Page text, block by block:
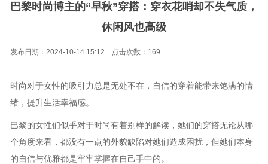
巴黎时尚博主的“早秋”穿搭：穿衣花哨却不失气质，
休闲风也高级
发布日期：2024-10-14 15:12 点击次数：169
时尚对于女性的吸引力总是无处不在，自信的穿着能带来饱满的情
绪，提升生活幸福感。
巴黎的女性们似乎对于时尚有着别样的解读，她们的穿搭无论从哪
个角度来看，都没有一点的外貌缺陷对她们造成困扰，但她们本身
的自信与优雅都是牢牢掌握在自己手中的。